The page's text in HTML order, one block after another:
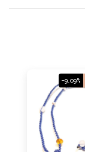
-9.09%